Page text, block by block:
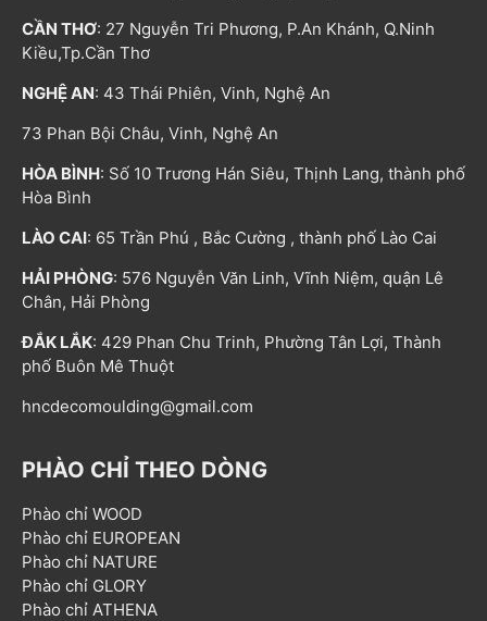
CẦN THƠ: 27 Nguyễn Tri Phương, P.An Khánh, Q.Ninh
Kiều,Tp.Cần Thơ
NGHỆ AN: 43 Thái Phiên, Vinh, Nghệ An
73 Phan Bội Châu, Vinh, Nghệ An
HÒA BÌNH: Số 10 Trương Hán Siêu, Thịnh Lang, thành phố
Hòa Bình
LÀO CAI: 65 Trần Phú , Bắc Cường , thành phố Lào Cai
HẢI PHÒNG: 576 Nguyễn Văn Linh, Vĩnh Niệm, quận Lê
Chân, Hải Phòng
ĐẮK LẮK: 429 Phan Chu Trinh, Phường Tân Lợi, Thành
phố Buôn Mê Thuột
hncdecomoulding@gmail.com
PHÀO CHỈ THEO DÒNG
Phào chỉ WOOD
Phào chỉ EUROPEAN
Phào chỉ NATURE
Phào chỉ GLORY
Phào chỉ ATHENA